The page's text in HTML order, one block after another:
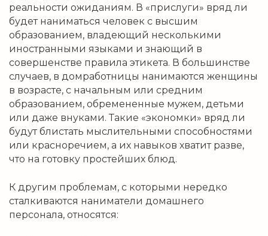
реальности ожиданиям. В «прислуги» вряд ли
будет наниматься человек с высшим
образованием, владеющий несколькими
иностранными языками и знающий в
совершенстве правила этикета. В большинстве
случаев, в домработницы нанимаются женщины
в возрасте, с начальным или средним
образованием, обремененные мужем, детьми
или даже внуками. Такие «экономки» вряд ли
будут блистать мыслительными способностями
или красноречием, а их навыков хватит разве,
что на готовку простейших блюд.
К другим проблемам, с которыми нередко
сталкиваются наниматели домашнего
персонала, относятся: